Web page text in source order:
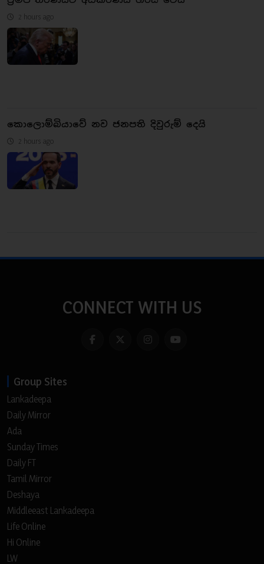
2 hours ago
කොලොම්බියාවේ නව ජනපති දිවුරුම් දෙයි
2 hours ago
CONNECT WITH US
Group Sites
Lankadeepa
Daily Mirror
Ada
Sunday Times
Daily FT
Tamil Mirror
Deshaya
Middleeast Lankadeepa
Life Online
Hi Online
LW